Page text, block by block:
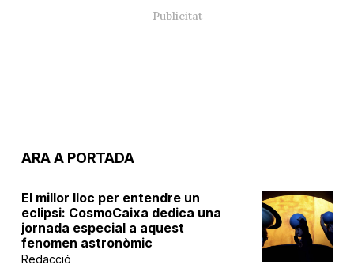
ARA A PORTADA
El millor lloc per entendre un
eclipsi: CosmoCaixa dedica una
jornada especial a aquest
fenomen astronòmic
Redacció